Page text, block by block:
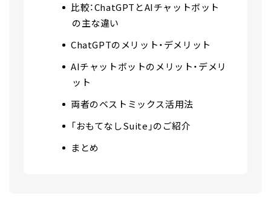
比較：ChatGPTとAIチャットボット
の主な違い
ChatGPTのメリット・デメリット
AIチャットボットのメリット・デメリ
ット
両者のベストミックス活用法
「おもてなしSuite」のご紹介
まとめ